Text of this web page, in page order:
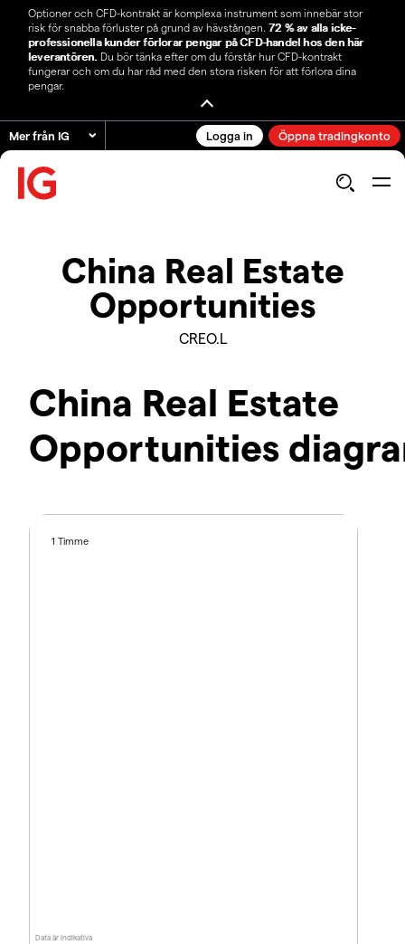
Optioner och CFD-kontrakt är komplexa instrument som innebär stor
risk för snabba förluster på grund av hävstången. 72 % av alla icke-
professionella kunder förlorar pengar på CFD-handel hos den här
leverantören. Du bör tänka efter om du förstår hur CFD-kontrakt
fungerar och om du har råd med den stora risken för att förlora dina
pengar.
Mer från IG Logga in Öppna tradingkonto
China Real Estate
Opportunities
CREO.L
China Real Estate
Opportunities
Data är indikativa
1 Timme